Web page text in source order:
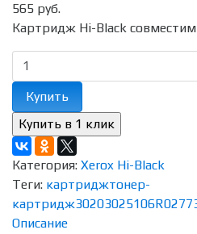
565 руб.
Картридж Hi-Black
Купить
Категория: Xerox Hi-Black
Теги: картриджтонер-
картридж30203025
Описание